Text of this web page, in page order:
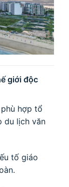
giới độc
hợp tổ
du lịch văn
tố giáo